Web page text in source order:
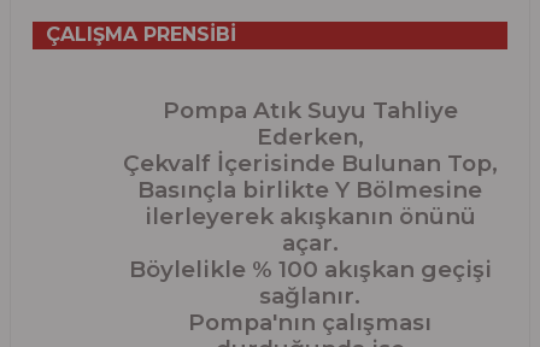
ÇALIŞMA PRENSİBİ
Pompa Atık Suyu Tahliye
Ederken,
Çekvalf İçerisinde Bulunan Top,
Basınçla birlikte Y Bölmesine
ilerleyerek akışkanın önünü
açar.
Böylelikle % 100 akışkan geçişi
sağlanır.
Pompa'nın çalışması